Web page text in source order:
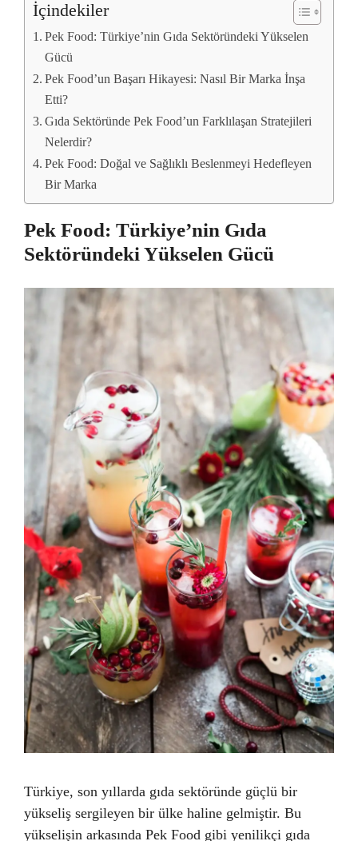
İçindekiler
Pek Food: Türkiye’nin Gıda Sektöründeki Yükselen
Gücü
Pek Food’un Başarı Hikayesi: Nasıl Bir Marka İnşa
Etti?
Gıda Sektöründe Pek Food’un Farklılaşan Stratejileri
Nelerdir?
Pek Food: Doğal ve Sağlıklı Beslenmeyi Hedefleyen
Bir Marka
Pek Food: Türkiye’nin Gıda
Sektöründeki Yükselen Gücü
Türkiye, son yıllarda gıda sektöründe güçlü bir
yükseliş sergileyen bir ülke haline gelmiştir. Bu
yükselişin arkasında Pek Food gibi yenilikçi gıda